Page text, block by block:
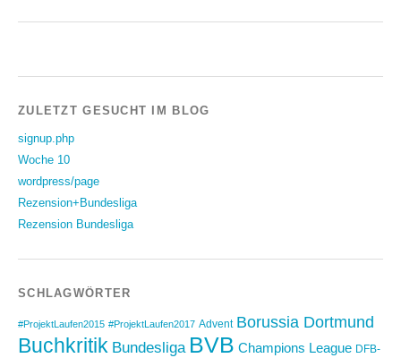
ZULETZT GESUCHT IM BLOG
signup.php
Woche 10
wordpress/page
Rezension+Bundesliga
Rezension Bundesliga
SCHLAGWÖRTER
#ProjektLaufen2015 #ProjektLaufen2017 Advent Borussia Dortmund
Buchkritik Bundesliga BVB Champions League DFB-